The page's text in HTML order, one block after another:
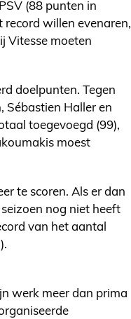
(88 punten in
willen evenaren,
Vitesse moeten
doelpunten. Tegen
Sébastien Haller en
toegevoegd (99),
moest
te scoren. Als er dan
nog niet heeft
van het aantal
werk meer dan prima